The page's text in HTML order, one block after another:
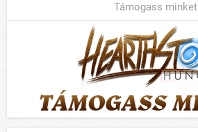
Támogass minket